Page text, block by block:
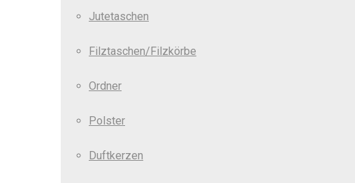
Jutetaschen
Filztaschen/Filzkörbe
Ordner
Polster
Duftkerzen